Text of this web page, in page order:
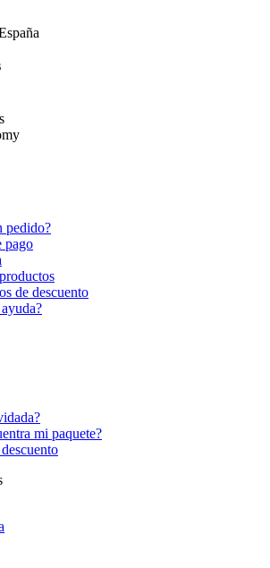
pedido?
pago
de descuento
mi paquete?